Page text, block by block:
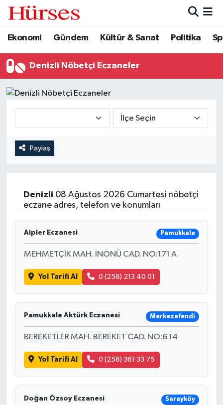
Ekonomi Gündem Kültür & Sanat Politika
Denizli Nöbetçi Eczaneler
Paylaş
Denizli 08 Ağustos 2026 Cumartesi nöbetçi
eczane adres, telefon ve konumları
Alpler Eczanesi Pamukkale
MEHMETÇİK MAH. İNÖNÜ CAD. NO:171 A
Yol Tarifi Al 0 (258) 213 40 01
Pamukkale Aktürk Eczanesi Merkezefendi
BEREKETLER MAH. BEREKET CAD. NO:6 14
Yol Tarifi Al 0 (258) 361 33 75
Doğan Özsoy Eczanesi Sarayköy
Ekonomi
Gündem
Kültür & Sanat
Spor
Hava Durumu
Trafik Durumu
Süper Lig Puan Durumu ve Fikstür
Son Dakika Haberleri